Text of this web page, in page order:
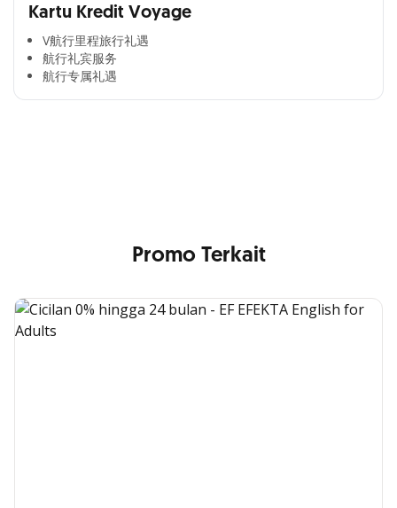
Kartu Kredit Voyage
V航行里程旅行礼遇
航行礼宾服务
航行专属礼遇
Cross Selling Banner Global
Promo Terkait